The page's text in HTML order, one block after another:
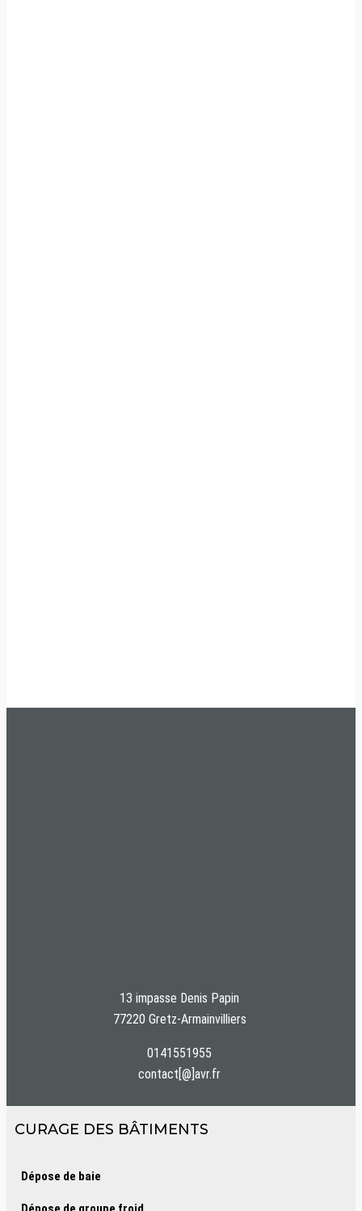
13 impasse Denis Papin
77220 Gretz-Armainvilliers
0141551955
contact[@]avr.fr
CURAGE DES BÂTIMENTS
Dépose de baie